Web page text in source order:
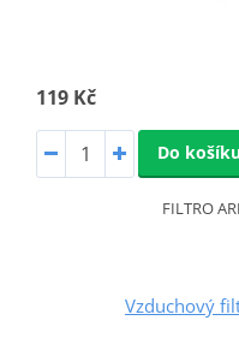
119 Kč
Do
FILTRO
Vzduchový